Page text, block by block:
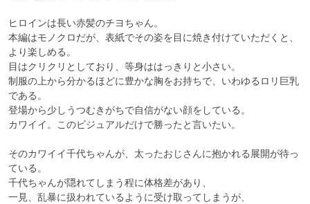
ヒロインは長い赤髪のチヨちゃん。
本編はモノクロだが、表紙でその姿を目に焼き付けていただくと、
より楽しめる。
目はクリクリとしており、等身ははっきりと小さい。
制服の上から分かるほどに豊かな胸をお持ちで、いわゆるロリ巨乳
である。
登場から少しうつむきがちで自信がない顔をしている。
カワイイ。このビジュアルだけで勝ったと言いたい。
そのカワイイ千代ちゃんが、太ったおじさんに抱かれる展開が待っ
ている。
千代ちゃんが隠れてしまう程に体格差があり、
一見、乱暴に扱われているように受け取ってしまうが、